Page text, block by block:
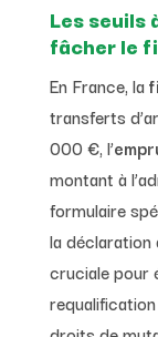
Les seuils
fâcher le
En France, la
transferts
000 €, l’
montant à
formulaire
la déclaration
cruciale pour